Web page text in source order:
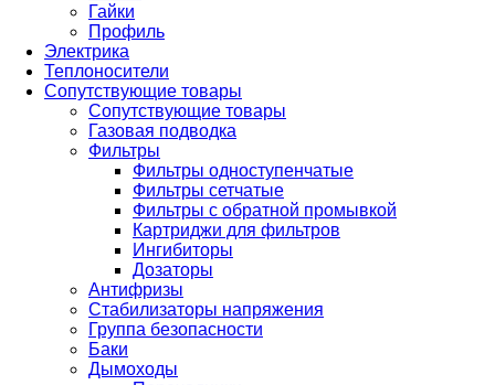
Гайки
Профиль
Электрика
Теплоносители
Сопутствующие товары
Сопутствующие товары
Газовая подводка
Фильтры
Фильтры одноступенчатые
Фильтры сетчатые
Фильтры с обратной промывкой
Картриджи для фильтров
Ингибиторы
Дозаторы
Антифризы
Стабилизаторы напряжения
Группа безопасности
Баки
Дымоходы